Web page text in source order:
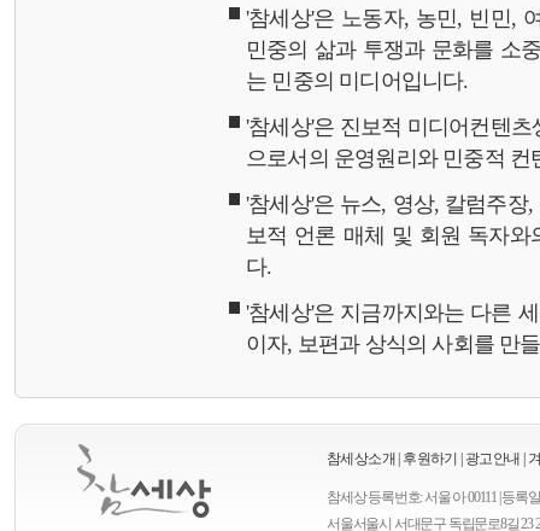
'참세상'은 노동자, 농민, 빈민,
민중의 삶과 투쟁과 문화를 소
는 민중의 미디어입니다.
'참세상'은 진보적 미디어컨텐
으로서의 운영원리와 민중적
'참세상'은 뉴스, 영상, 칼럼주
보적 언론 매체 및 회원 독자와
다.
'참세상'은 지금까지와는 다른
이자, 보편과 상식의 사회를 만
참세상소개 후원하기 광고안내
참세상 등록번호: 서울 아 00111 | 등록
서울서울시 서대문구 독립문로8길 23